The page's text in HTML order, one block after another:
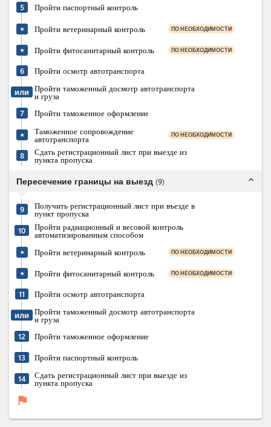
5
Пройти паспортный контроль
★ Пройти ветеринарный контроль ПО НЕОБХОДИМОСТИ
★ Пройти фитосанитарный контроль ПО НЕОБХОДИМОСТИ
6 Пройти осмотр автотранспорта
или Пройти таможенный досмотр автотранспорта
и груза
7
Пройти таможенное оформление
★ Таможенное сопровождение
автотранспорта ПО НЕОБХОДИМОСТИ
8 Сдать регистрационный лист при выезде из
пункта пропуска
Пересечение границы на выезд (9) expand_less
9 Получить регистрационный лист при въезде в
пункт пропуска
10
Пройти радиационный и весовой контроль
автоматизированным способом
★ Пройти ветеринарный контроль ПО НЕОБХОДИМОСТИ
★ Пройти фитосанитарный контроль ПО НЕОБХОДИМОСТИ
11 Пройти осмотр автотранспорта
или Пройти таможенный досмотр автотранспорта
и груза
12
Пройти таможенное оформление
13 Пройти паспортный контроль
14 Сдать регистрационный лист при выезде из
пункта пропуска
flag